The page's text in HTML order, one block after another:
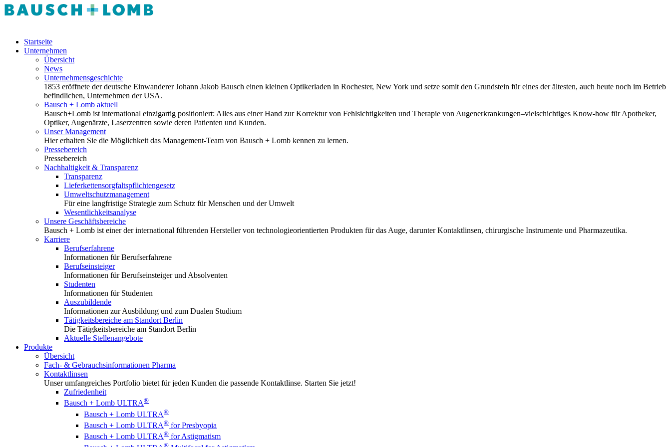
Startseite
Unternehmen
Übersicht
News
Unternehmensgeschichte
1853 eröffnete der deutsche Einwanderer Johann Jakob Bausch einen kleinen Optikerladen in Rochester, New York und setze somit den Grundstein für eines der ältesten, auch heute noch im Betrieb
befindlichen, Unternehmen der USA.
Bausch + Lomb aktuell
Bausch+Lomb ist international einzigartig positioniert: Alles aus einer Hand zur Korrektur von Fehlsichtigkeiten und Therapie von Augenerkrankungen–vielschichtiges Know-how für Apotheker,
Optiker, Augenärzte, Laserzentren sowie deren Patienten und Kunden.
Unser Management
Hier erhalten Sie die Möglichkeit das Management-Team von Bausch + Lomb kennen zu lernen.
Pressebereich
Pressebereich
Nachhaltigkeit & Transparenz
Transparenz
Lieferkettensorgfaltspflichtengesetz
Umweltschutzmanagement
Für eine langfristige Strategie zum Schutz für Menschen und der Umwelt
Wesentlichkeitsanalyse
Unsere Geschäftsbereiche
Bausch + Lomb ist einer der international führenden Hersteller von technologieorientierten Produkten für das Auge, darunter Kontaktlinsen, chirurgische Instrumente und Pharmazeutika.
Karriere
Berufserfahrene
Informationen für Berufserfahrene
Berufseinsteiger
Informationen für Berufseinsteiger und Absolventen
Studenten
Informationen für Studenten
Auszubildende
Informationen zur Ausbildung und zum Dualen Studium
Tätigkeitsbereiche am Standort Berlin
Die Tätigkeitsbereiche am Standort Berlin
Aktuelle Stellenangebote
Produkte
Übersicht
Fach- & Gebrauchsinformationen Pharma
Kontaktlinsen
Unser umfangreiches Portfolio bietet für jeden Kunden die passende Kontaktlinse. Starten Sie jetzt!
Zufriedenheit
Bausch + Lomb ULTRA®
Bausch + Lomb ULTRA®
Bausch + Lomb ULTRA® for Presbyopia
Bausch + Lomb ULTRA® for Astigmatism
®